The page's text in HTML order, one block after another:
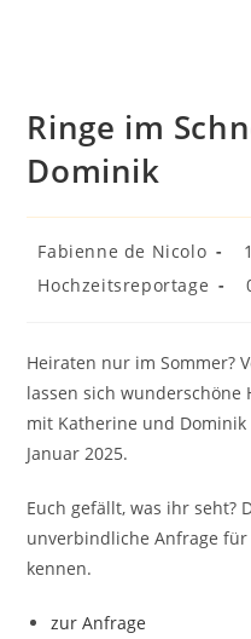
Ringe im
Dominik
Beitrags-
Fabienne de Nicolo
Beitrags-
Hochzeitsreportage
Heiraten nur im Sommer?
lassen sich wunderschöne
mit Katherine und
Januar 2025.
Euch gefällt, was ihr seht?
unverbindliche Anfrage
kennen.
zur Anfrage